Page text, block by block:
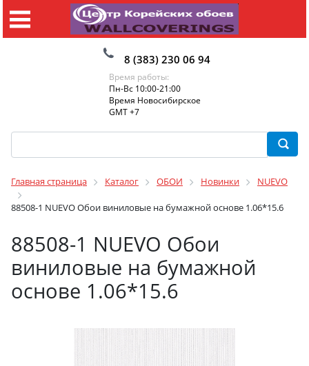
8 (383) 230 06 94
Время работы:
Пн-Вс 10:00-21:00
Время Новосибирское
GMT +7
Главная страница Каталог ОБОИ Новинки NUEVO
88508-1 NUEVO Обои виниловые на бумажной основе 1.06*15.6
88508-1 NUEVO Обои
виниловые на бумажной
основе 1.06*15.6